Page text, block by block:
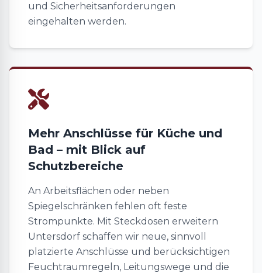
und Sicherheitsanforderungen
eingehalten werden.
Mehr Anschlüsse für Küche und
Bad – mit Blick auf
Schutzbereiche
An Arbeitsflächen oder neben
Spiegelschränken fehlen oft feste
Strompunkte. Mit Steckdosen erweitern
Untersdorf schaffen wir neue, sinnvoll
platzierte Anschlüsse und berücksichtigen
Feuchtraumregeln, Leitungswege und die